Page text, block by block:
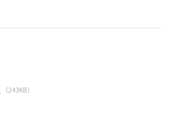
（243KB）